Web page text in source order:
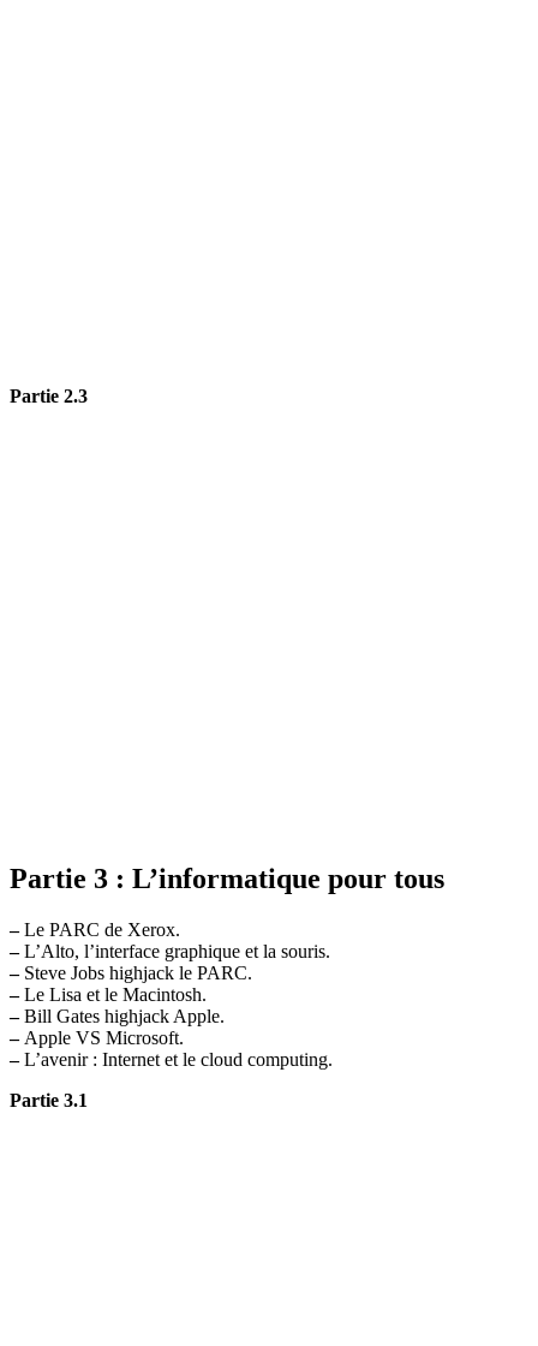
Partie 2.3
Partie 3 : L’informatique pour tous
–Le PARC de Xerox.
–L’Alto, l’interface graphique et la souris.
–Steve Jobs highjack le PARC.
–Le Lisa et le Macintosh.
–Bill Gates highjack Apple.
–Apple VS Microsoft.
–L’avenir : Internet et le cloud computing.
Partie 3.1